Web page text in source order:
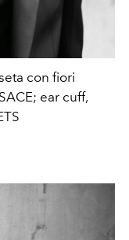
con fiori
ear cuff,